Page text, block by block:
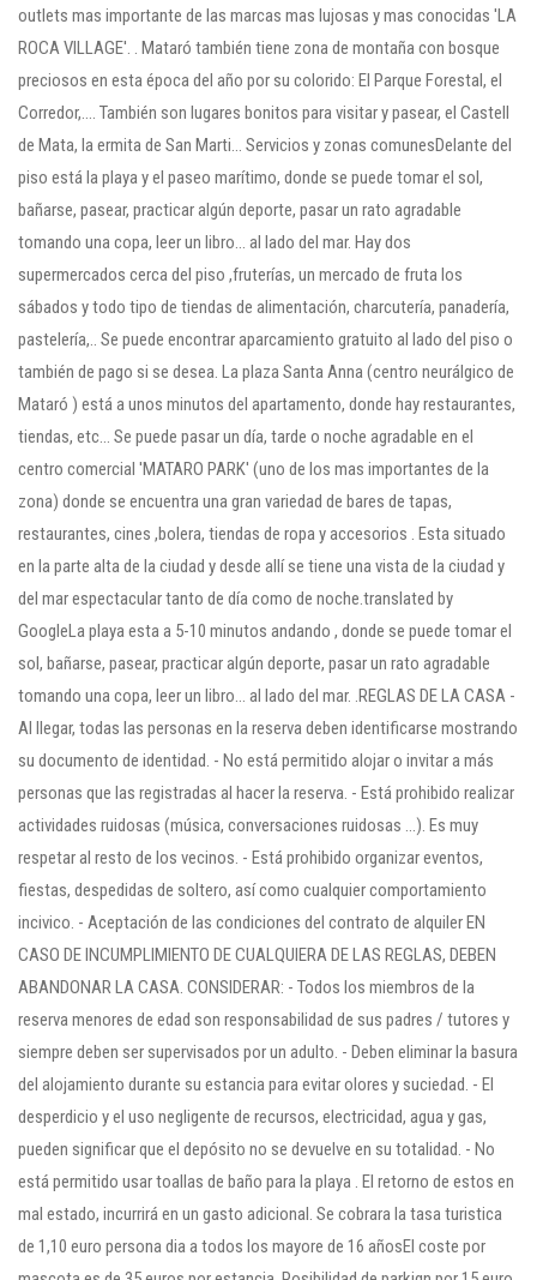
outlets mas importante de las marcas mas lujosas y mas conocidas 'LA
ROCA VILLAGE'. . Mataró también tiene zona de montaña con bosque
preciosos en esta época del año por su colorido: El Parque Forestal, el
Corredor,.... También son lugares bonitos para visitar y pasear, el Castell
de Mata, la ermita de San Marti... Servicios y zonas comunesDelante del
piso está la playa y el paseo marítimo, donde se puede tomar el sol,
bañarse, pasear, practicar algún deporte, pasar un rato agradable
tomando una copa, leer un libro… al lado del mar. Hay dos
supermercados cerca del piso ,fruterías, un mercado de fruta los
sábados y todo tipo de tiendas de alimentación, charcutería, panadería,
pastelería,.. Se puede encontrar aparcamiento gratuito al lado del piso o
también de pago si se desea. La plaza Santa Anna (centro neurálgico de
Mataró ) está a unos minutos del apartamento, donde hay restaurantes,
tiendas, etc… Se puede pasar un día, tarde o noche agradable en el
centro comercial 'MATARO PARK' (uno de los mas importantes de la
zona) donde se encuentra una gran variedad de bares de tapas,
restaurantes, cines ,bolera, tiendas de ropa y accesorios . Esta situado
en la parte alta de la ciudad y desde allí se tiene una vista de la ciudad y
del mar espectacular tanto de día como de noche.translated by
GoogleLa playa esta a 5-10 minutos andando , donde se puede tomar el
sol, bañarse, pasear, practicar algún deporte, pasar un rato agradable
tomando una copa, leer un libro… al lado del mar. .REGLAS DE LA CASA -
Al llegar, todas las personas en la reserva deben identificarse mostrando
su documento de identidad. - No está permitido alojar o invitar a más
personas que las registradas al hacer la reserva. - Está prohibido realizar
actividades ruidosas (música, conversaciones ruidosas ...). Es muy
respetar al resto de los vecinos. - Está prohibido organizar eventos,
fiestas, despedidas de soltero, así como cualquier comportamiento
incivico. - Aceptación de las condiciones del contrato de alquiler EN
CASO DE INCUMPLIMIENTO DE CUALQUIERA DE LAS REGLAS, DEBEN
ABANDONAR LA CASA. CONSIDERAR: - Todos los miembros de la
reserva menores de edad son responsabilidad de sus padres / tutores y
siempre deben ser supervisados ​​por un adulto. - Deben eliminar la basura
del alojamiento durante su estancia para evitar olores y suciedad. - El
desperdicio y el uso negligente de recursos, electricidad, agua y gas,
pueden significar que el depósito no se devuelve en su totalidad. - No
está permitido usar toallas de baño para la playa . El retorno de estos en
mal estado, incurrirá en un gasto adicional. Se cobrara la tasa turistica
de 1,10 euro persona dia a todos los mayore de 16 añosEl coste por